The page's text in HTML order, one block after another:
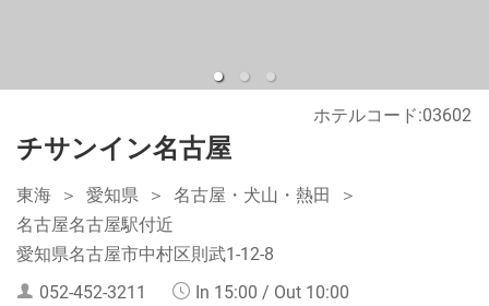
チサンイン名古屋
東海 愛知県
名古屋・犬山・熱田
名古屋名古屋駅付近
愛知県名古屋市中村区則武1-12-8
ホテルコード:03602
052-452-3211 In 15:00 / Out 10:00